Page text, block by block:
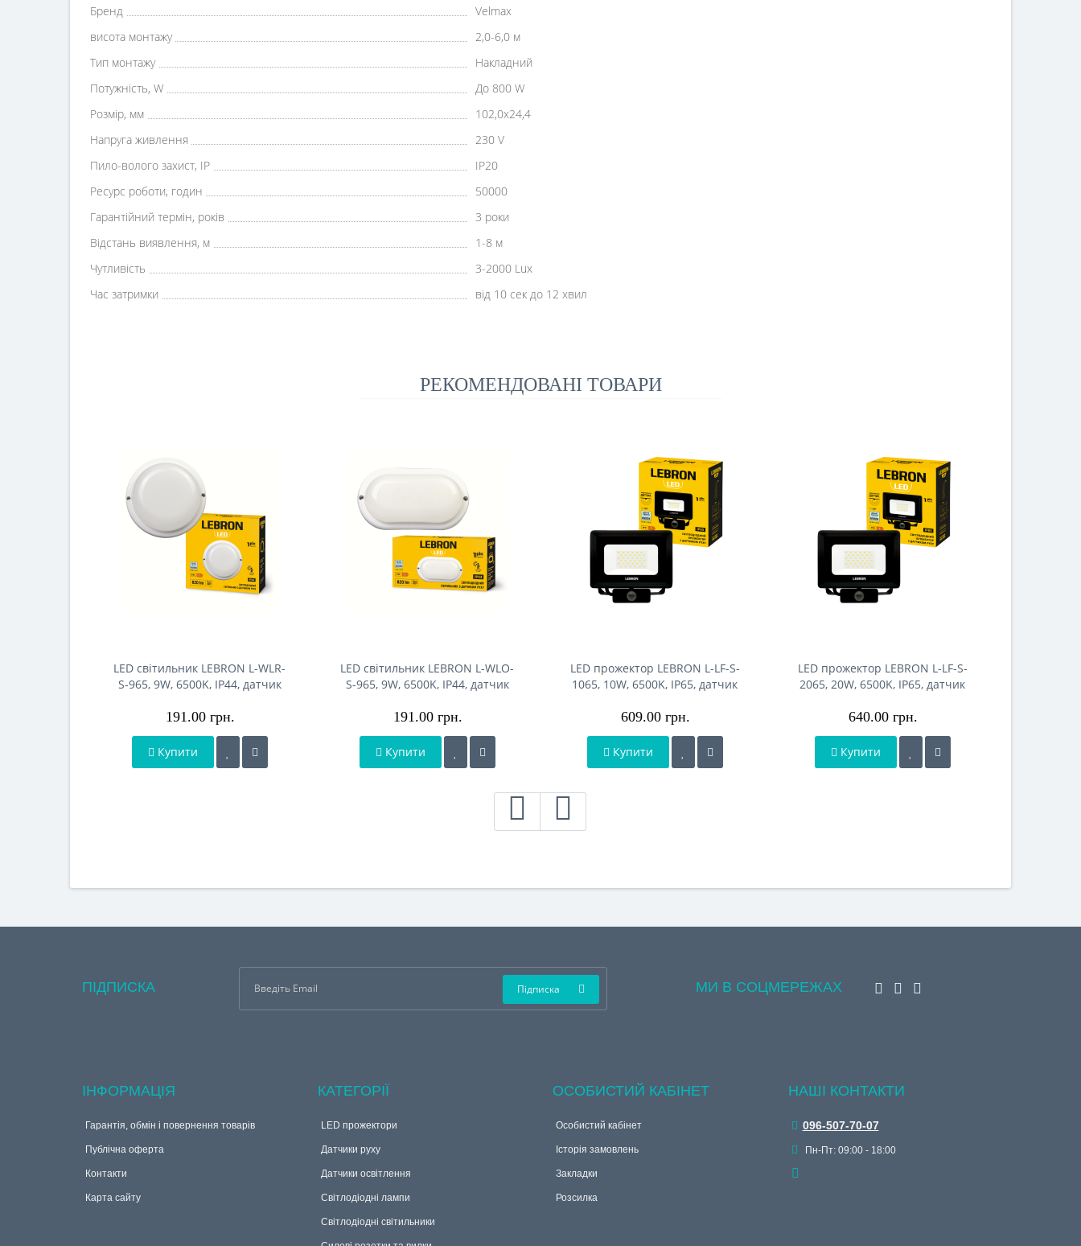
Бренд
Velmax
висота монтажу
2,0-6,0 м
Тип монтажу
Накладний
Потужність, W
До 800 W
Розмір, мм
102,0x24,4
Напруга живлення
230 V
Пило-волого захист, IP
IP20
Ресурс роботи, годин
50000
Гарантійний термін, років
3 роки
Відстань виявлення, м
1-8 м
Чутливість
3-2000 Lux
Час затримки
від 10 сек до 12 хвил
РЕКОМЕНДОВАНІ ТОВАРИ
LED світильник LEBRON L-WLR-
S-965, 9W, 6500K, ІР44, датчик
191.00 грн.
Купити
LED світильник LEBRON L-WLO-
S-965, 9W, 6500K, ІР44, датчик
191.00 грн.
Купити
LED прожектор LEBRON L-LF-S-
1065, 10W, 6500K, IP65, датчик
609.00 грн.
Купити
LED прожектор LEBRON L-LF-S-
2065, 20W, 6500K, IP65, датчик
640.00 грн.
Купити
ПІДПИСКА Підписка МИ В СОЦМЕРЕЖАХ
ІНФОРМАЦІЯ
Гарантія, обмін і повернення товарів
Публічна оферта
Контакти
Карта сайту
КАТЕГОРІЇ
LED прожектори
Датчики руху
Датчики освітлення
Світлодіодні лампи
Світлодіодні світильники
ОСОБИСТИЙ КАБІНЕТ
Особистий кабінет
Історія замовлень
Закладки
Розсилка
НАШІ КОНТАКТИ
096-507-70-07
Пн-Пт: 09:00 - 18:00